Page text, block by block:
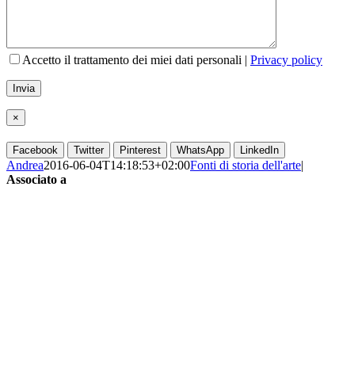
Accetto il trattamento dei miei dati personali | Privacy policy
×
Facebook Twitter Pinterest WhatsApp LinkedIn
Andrea2016-06-04T14:18:53+02:00Fonti di storia dell'arte|
Associato a